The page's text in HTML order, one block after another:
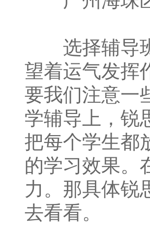
选择辅导班
望着运气发挥
要我们注意一
学辅导上，锐
把每个学生都
的学习效果。
力。那具体锐
去看看。